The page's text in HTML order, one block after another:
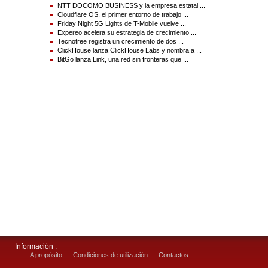
Vea la versión original en businesswire.com:
https://www.businesswire.com/news/home/20241103836182/es/
itrs@aspectusgroup.com
www.itrsgroup.com
NTT DOCOMO BUSINESS y la empresa estatal ...
Cloudflare OS, el primer entorno de trabajo ...
Friday Night 5G Lights de T-Mobile vuelve ...
Expereo acelera su estrategia de crecimiento ...
Tecnotree registra un crecimiento de dos ...
ClickHouse lanza ClickHouse Labs y nombra a ...
BitGo lanza Link, una red sin fronteras que ...
Información :
A propósito Condiciones de utilización Contactos